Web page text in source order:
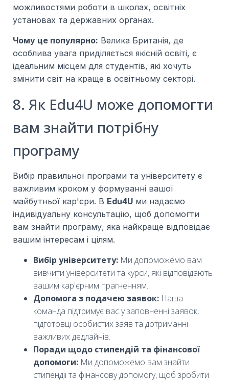
можливостями роботи в школах, освітніх
установах та державних органах.
Чому це популярно: Велика Британія, де
особлива увага приділяється якісній освіті, є
ідеальним місцем для студентів, які хочуть
змінити світ на краще в освітньому секторі.
8. Як Edu4U може допомогти
вам знайти потрібну
програму
Вибір правильної програми та університету є
важливим кроком у формуванні вашої
майбутньої кар'єри. В Edu4U ми надаємо
індивідуальну консультацію, щоб допомогти
вам знайти програму, яка найкраще відповідає
вашим інтересам і цілям.
Вибір університету: Ми допоможемо вам
вивчити університети та курси, які відповідають
вашим кар'єрним прагненням.
Допомога з подачею заявок: Наша
команда підтримує вас у заповненні заявок,
підготовці особистих заяв та дотриманні
важливих дедлайнів.
Поради щодо стипендій та фінансової
допомоги: Ми допоможемо вам знайти
стипендії та фінансову допомогу, щоб зробити